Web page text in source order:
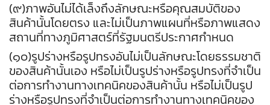
(๙)ภาพอันไม่ได้เล็งถึงลักษณะหรือคุณสมบัติของ
สินค้านั้นโดยตรง และไม่เป็นภาพแผนที่หรือภาพแสดง
สถานที่ทางภูมิศาสตร์ที่รัฐมนตรีประกาศกำหนด
(๑๐)รูปร่างหรือรูปทรงอันไม่เป็นลักษณะโดยธรรมชาติ
ของสินค้านั้นเอง หรือไม่เป็นรูปร่างหรือรูปทรงที่จำเป็น
ต่อการทำงานทางเทคนิคของสินค้านั้น หรือไม่เป็นรูป
ร่างหรือรูปทรงที่จำเป็นต่อการทำงานทางเทคนิคของ